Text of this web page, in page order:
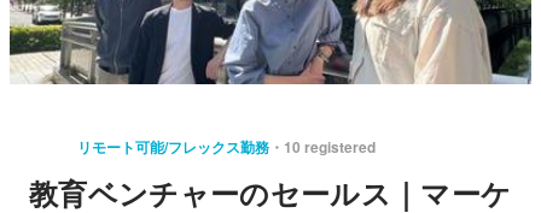
リモート可能/フレックス勤務 10 registered
教育ベンチャーのセールス｜マーケ